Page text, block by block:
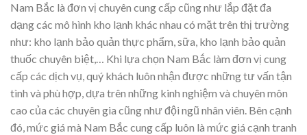
Nam Bắc là đơn vị chuyên cung cấp cũng như lắp đặt đa
dạng các mô hình kho lạnh khác nhau có mặt trên thị trường
như: kho lạnh bảo quản thực phẩm, sữa, kho lạnh bảo quản
thuốc chuyên biệt,… Khi lựa chọn Nam Bắc làm đơn vị cung
cấp các dịch vụ, quý khách luôn nhận được những tư vấn tận
tình và phù hợp, dựa trên những kinh nghiệm và chuyên môn
cao của các chuyên gia cũng như đội ngũ nhân viên. Bên cạnh
đó, mức giá mà Nam Bắc cung cấp luôn là mức giá cạnh tranh